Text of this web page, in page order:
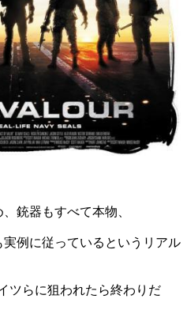
銃器もすべて本物、
例に従っているというリアル
ツらに狙われたら終わりだ